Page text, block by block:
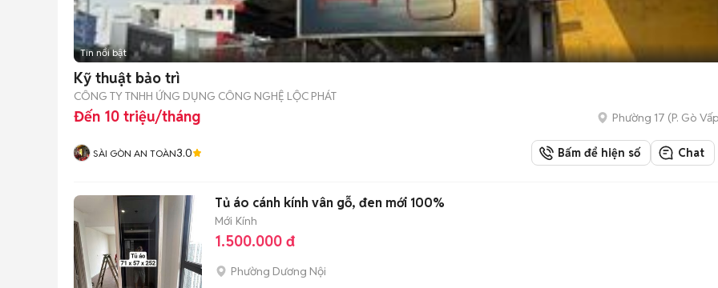
Tin nổi bật
Kỹ thuật bảo trì
CÔNG TY TNHH ỨNG DỤNG CÔNG NGHỆ LỘC PHÁT
Đến 10 triệu/tháng Phường 17 (P. Gò
SÀI GÒN AN TOÀN3.0 Bấm để hiện số Chat
Tủ áo cánh kính vân gỗ, đen mới 100%
Mới Kính
1.500.000 đ
Phường Dương Nội